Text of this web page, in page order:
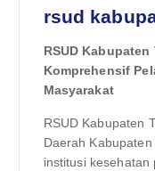
rsud
RSUD
Komprehensif
Masyarakat
RSUD Kabupaten
Daerah
institusi